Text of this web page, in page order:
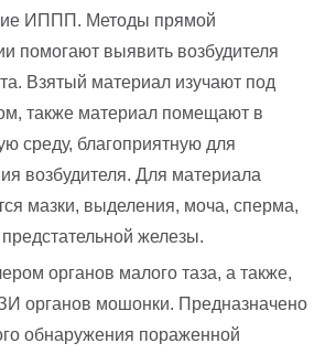
ИППП. Методы прямой
помогают выявить возбудителя
Взятый материал изучают под
также материал помещают в
среду, благоприятную для
возбудителя. Для материала
мазки, выделения, моча, сперма,
железы.
органов малого таза, а также,
органов мошонки. Предназначено
обнаружения пораженной